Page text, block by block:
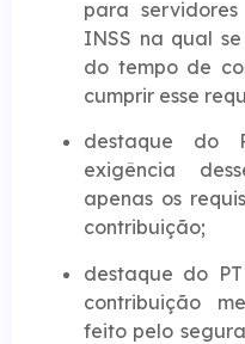
para
INSS na qual
do tempo de
cumprir esse
destaque do
exigência
apenas os
contribuição;
destaque do
contribuição
feito pelo